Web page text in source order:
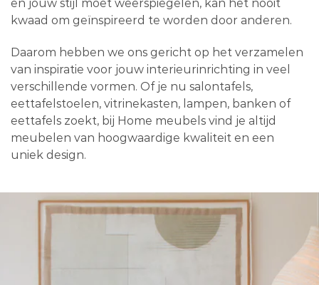
en jouw stijl moet weerspiegelen, kan het nooit
kwaad om geïnspireerd te worden door anderen.
Daarom hebben we ons gericht op het verzamelen
van inspiratie voor jouw interieurinrichting in veel
verschillende vormen. Of je nu salontafels,
eettafelstoelen, vitrinekasten, lampen, banken of
eettafels zoekt, bij Home meubels vind je altijd
meubelen van hoogwaardige kwaliteit en een
uniek design.